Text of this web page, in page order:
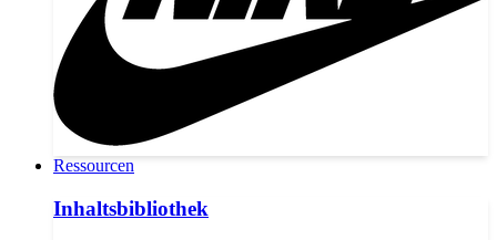
Ressourcen
Inhaltsbibliothek